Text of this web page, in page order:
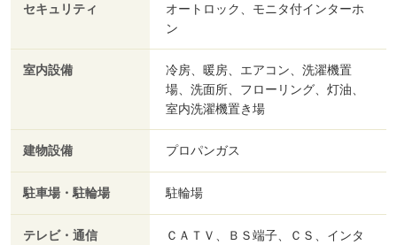
セキュリティ
オートロック、モニタ付インターホ
ン
室内設備
冷房、暖房、エアコン、洗濯機置
場、洗面所、フローリング、灯油、
室内洗濯機置き場
建物設備 プロパンガス
駐車場・駐輪場 駐輪場
テレビ・通信
ＣＡＴＶ、ＢＳ端子、ＣＳ、インタ